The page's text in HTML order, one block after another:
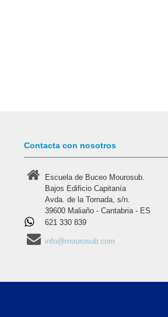
Contacta con nosotros
Escuela de Buceo Mourosub.
Bajos Edificio Capitanía
Avda. de la Tornada, s/n.
39600 Maliaño - Cantabria - ES
621 330 839
info@mourosub.com